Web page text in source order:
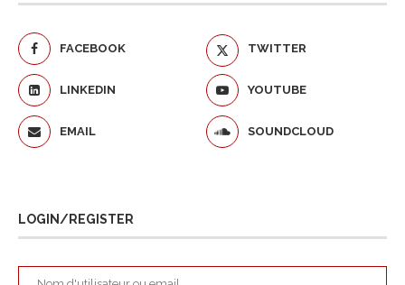
FACEBOOK TWITTER
LINKEDIN YOUTUBE
EMAIL SOUNDCLOUD
LOGIN/REGISTER